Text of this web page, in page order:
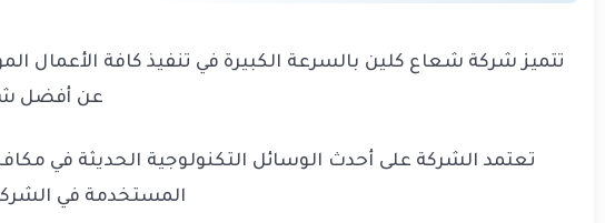
تتميز شركة شعاع كلين بالسرعة الكبيرة في تنفيذ كافة الأعمال
عن أفضل
تعتمد الشركة على أحدث الوسائل التكنولوجية الحديثة في
المستخدمة في